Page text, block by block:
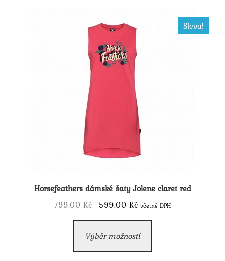
Možnosti
Horsefeathers dámské šaty Jolene claret red
Sleva!
799.00Kč
Původní
cena
byla:
599.00KčAktuální
cena
je:
včetně DPH
Výběr možností
má